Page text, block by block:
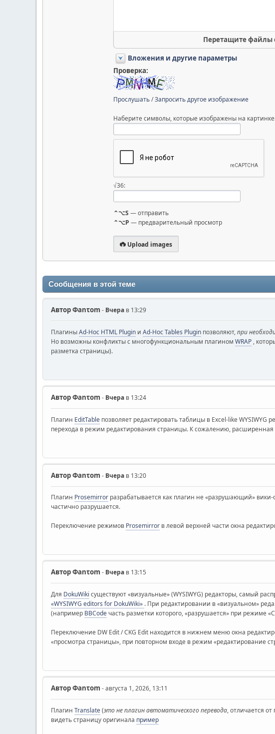
Перетащите файлы
Вложения и другие параметры
Проверка:
Прослушать/Запросить другое изображение
Наберите символы, которые изображены на
√36:
⌃⌥S — отправить
⌃⌥P — предварительный просмотр
Upload images
Сообщения в этой теме
АвторΦanτοm - Вчера в 13:29
ПлагиныAd-Hoc HTML Plugin и Ad-Hoc Tables Plugin позволяют,при
Но возможны конфликты с многофункциональным плагином WRAP ,
разметка страницы).
АвторΦanτοm - Вчера в 13:24
Плагин EditTable позволяет редактировать таблицы в Excel-like
перехода в режим редактирования страницы. К сожалению, расширенная
АвторΦanτοm - Вчера в 13:20
Плагин Prosemirror разрабатывается как плагин не «разрушающий»
частично разрушается.
Переключение режимов Prosemirror в левой верхней части окна
АвторΦanτοm - Вчера в 13:15
Для DokuWiki существуют «визуальные» (WYSIWYG) редакторы, самый
«WYSIWYG editors for DokuWiki» . При редактировании в «визуальном»
(например BBCode часть разметки которого, «разрушается» при режиме
Переключение DW Edit / CKG Edit находится в нижнем меню окна
«просмотра страницы», при повторном входе в режим «редактирование
АвторΦanτοm - августа 1, 2026, 13:11
Плагин Translate(это не плагин автоматического перевода, отличается от
видеть страницу оригинала пример